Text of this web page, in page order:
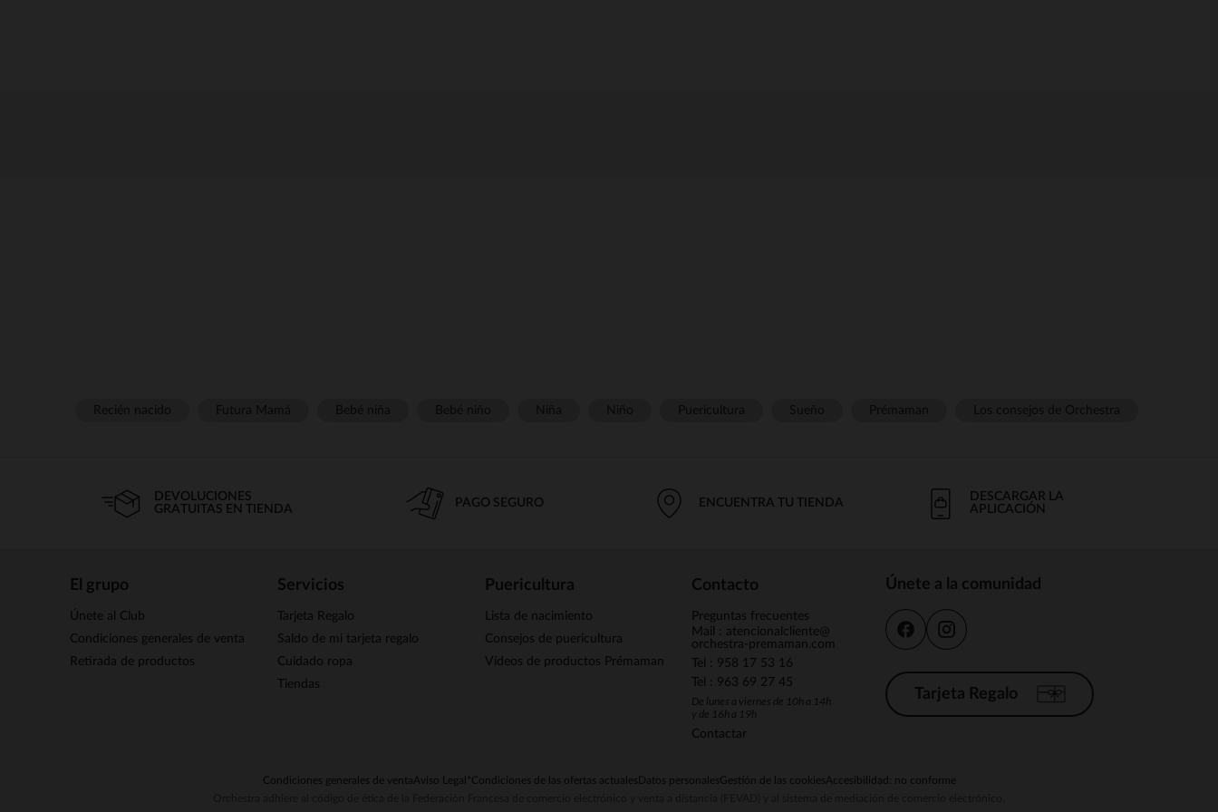
DEVOLUCIONES
GRATUITAS EN TIENDA
PAGO SEGURO ENCUENTRA TU TIENDA
DESCARGAR LA
APLICACIÓN
El grupo
Únete al Club
Condiciones generales de venta
Retirada de productos
Servicios
Tarjeta Regalo
Saldo de mi tarjeta regalo
Cuidado ropa
Tiendas
Puericultura
Lista de nacimiento
Consejos de puericultura
Vídeos de productos Prémaman
Contacto
Preguntas frecuentes
Mail : atencionalcliente@
orchestra-premaman.com
Tel : 958 17 53 16
Tel : 963 69 27 45
De lunes a viernes de 10h a 14h
y de 16h a 19h
Contactar
Únete a la comunidad
Tarjeta Regalo
Condiciones generales de ventaAviso Legal *Condiciones de las ofertas actuales Datos personalesGestión de las cookiesAccesibilidad: no conforme